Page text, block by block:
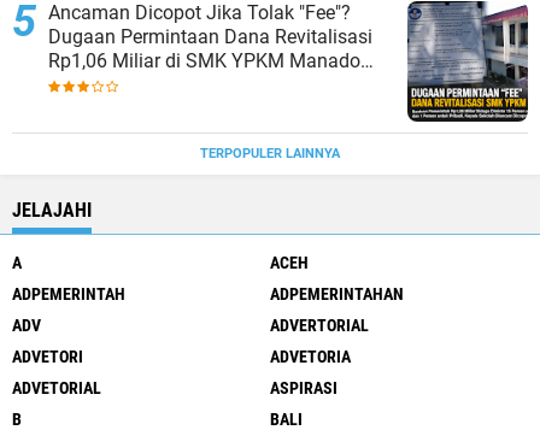
Ancaman Dicopot Jika Tolak "Fee"?
Dugaan Permintaan Dana Revitalisasi
Rp1,06 Miliar di SMK YPKM Manado
Berpotensi Terseret Kasus Tipikor
TERPOPULER LAINNYA
JELAJAHI
A
ACEH
ADPEMERINTAH
ADPEMERINTAHAN
ADV
ADVERTORIAL
ADVETORI
ADVETORIA
ADVETORIAL
ASPIRASI
B
BALI